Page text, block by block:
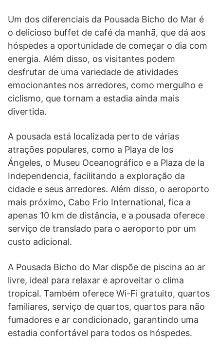
Um dos diferenciais da Pousada Bicho do Mar é
o delicioso buffet de café da manhã, que dá aos
hóspedes a oportunidade de começar o dia com
energia. Além disso, os visitantes podem
desfrutar de uma variedade de atividades
emocionantes nos arredores, como mergulho e
ciclismo, que tornam a estadia ainda mais
divertida.
A pousada está localizada perto de várias
atrações populares, como a Playa de los
Ángeles, o Museu Oceanográfico e a Plaza de la
Independencia, facilitando a exploração da
cidade e seus arredores. Além disso, o aeroporto
mais próximo, Cabo Frio International, fica a
apenas 10 km de distância, e a pousada oferece
serviço de translado para o aeroporto por um
custo adicional.
A Pousada Bicho do Mar dispõe de piscina ao ar
livre, ideal para relaxar e aproveitar o clima
tropical. Também oferece Wi-Fi gratuito, quartos
familiares, serviço de quartos, quartos para não
fumadores e ar condicionado, garantindo uma
estadia confortável para todos os hóspedes.